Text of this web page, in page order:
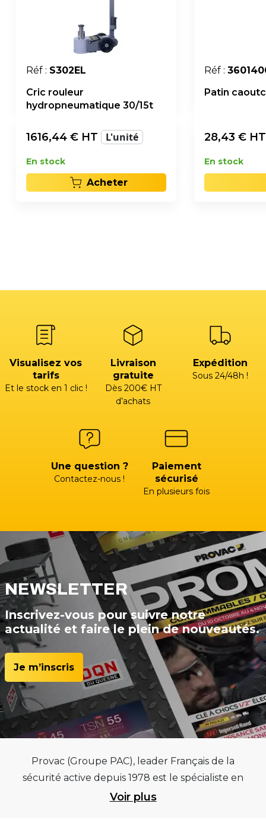
Réf : S302EL
Cric rouleur
hydropneumatique 30/15t
1616,44 € HT L'unité
En stock
Acheter
Réf :
Patin
28,43 €
En stock
Visualisez vos
tarifs
Et le stock en 1 clic !
Livraison
gratuite
Dès 200€ HT
d’achats
Expédition
Sous 24/48h !
Une question ?
Contactez-nous !
Paiement
sécurisé
En plusieurs fois
NEWSLETTER
Inscrivez-vous pour suivre notre
actualité et faire le plein de nouveautés.
Je m’inscris
Provac (Groupe PAC), leader Français de la
sécurité active depuis 1978 est le spécialiste en
équipements pour garages et centres
Voir plus